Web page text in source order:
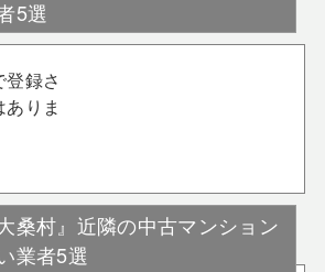
5選
録さ
りま
桑村』近隣の中古マンション
業者5選